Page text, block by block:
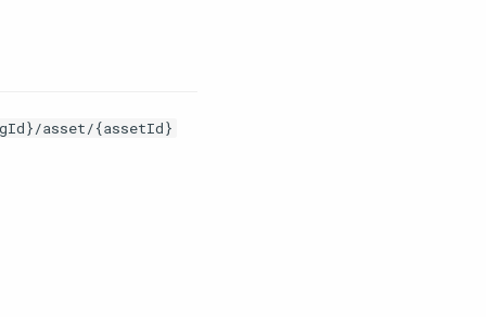
asset/{assetId}